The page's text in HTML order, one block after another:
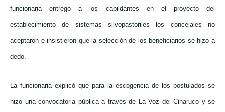
funcionaria entregó a los cabildantes en el proyecto del
establecimiento de sistemas silvopastoriles los concejales no
aceptaron e insistieron que la selección de los beneficiarios se hizo a
dedo.
La funcionaria explicó que para la escogencia de los postulados se
hizo una convocatoria pública a través de La Voz del Cinaruco y se